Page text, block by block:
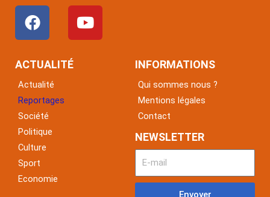
F
a
c
e
o
o
k
Y
o
u
ACTUALITÉ
Actualité
Reportages
Société
Politique
Culture
Sport
Economie
INFORMATIONS
Qui sommes nous ?
Mentions légales
Contact
NEWSLETTER
Envoyer